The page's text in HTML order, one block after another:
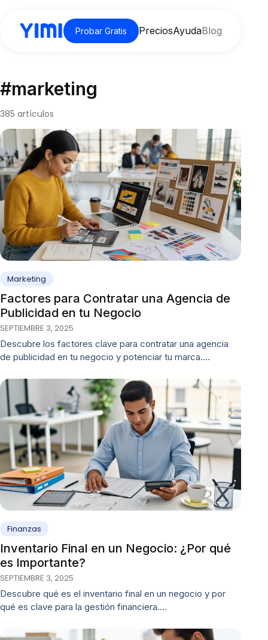
Probar Gratis PreciosAyudaBlog
#marketing
385 artículos
Marketing
Factores para Contratar una Agencia de
Publicidad en tu Negocio
SEPTIEMBRE 3, 2025
Descubre los factores clave para contratar una agencia
de publicidad en tu negocio y potenciar tu marca.…
Finanzas
Inventario Final en un Negocio: ¿Por qué
es Importante?
SEPTIEMBRE 3, 2025
Descubre qué es el inventario final en un negocio y por
qué es clave para la gestión financiera.…